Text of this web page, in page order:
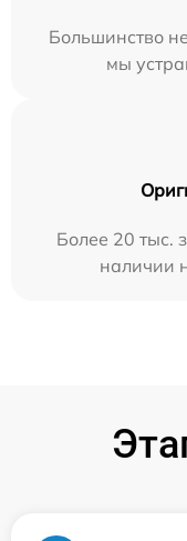
Большинство
мы
Более 20 тыс.
наличии